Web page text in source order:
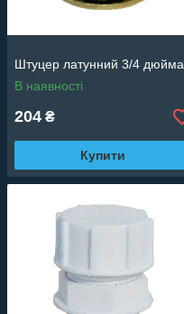
Штуцер латунний 3/4 дюйма
В наявності
204 ₴
Купити